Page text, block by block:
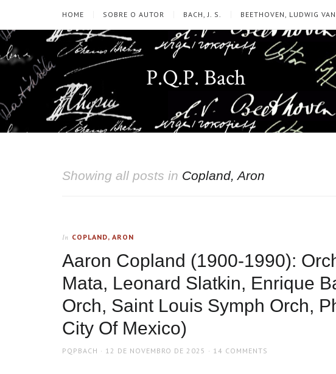
HOME SOBRE O AUTOR BACH, J. S. BEETHOVEN, LUDWIG VAN
P.Q.P. Bach
Showing all posts in Copland, Aron
In COPLAND, ARON
Aaron Copland (1900-1990):
Mata, Leonard Slatkin, Enrique
Orch, Saint Louis Symph Orch,
City Of Mexico)
AUTHOR
PQPBACH
POSTED
12 DE NOVEMBRO DE 2025 14 COMMENTS